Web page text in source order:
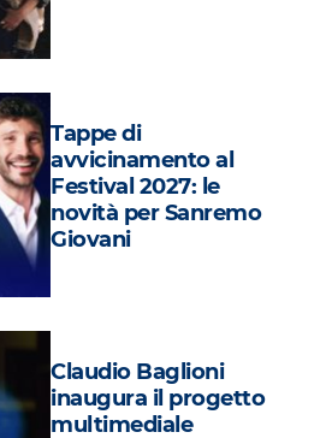
Tappe di
avvicinamento al
Festival 2027: le
novità per Sanremo
Giovani
Claudio Baglioni
inaugura il progetto
multimediale